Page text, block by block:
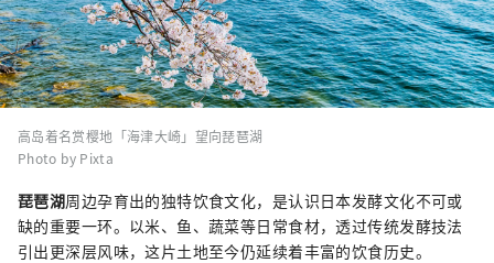
高岛着名赏樱地「海津大崎」望向琵琶湖
Photo by Pixta
琵琶湖周边孕育出的独特饮食文化，是认识日本发酵文化不可或
缺的重要一环。以米、鱼、蔬菜等日常食材，透过传统发酵技法
引出更深层风味，这片土地至今仍延续着丰富的饮食历史。